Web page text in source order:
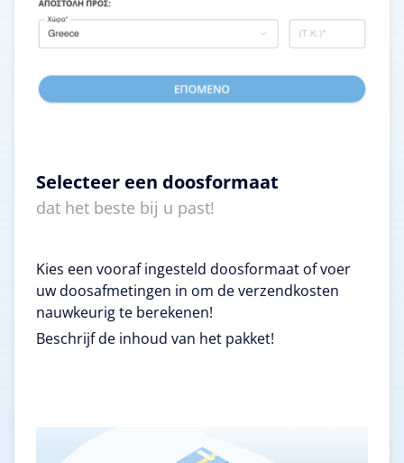
Selecteer een doosformaat
dat het beste bij u past!
Kies een vooraf ingesteld doosformaat of voer
uw doosafmetingen in om de verzendkosten
nauwkeurig te berekenen!
Beschrijf de inhoud van het pakket!